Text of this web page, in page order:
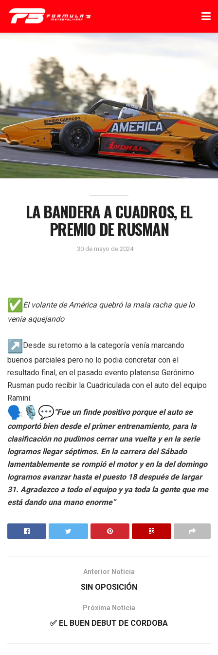
LA BANDERA A CUADROS, EL
PREMIO DE RUSMAN
30 de mayo de 2024
El volante de América quebró la mala racha que lo
venía aquejando
Desde su retorno a la categoría venía marcando
buenos parciales pero no lo podia concretar con el
resultado final, en el pasado evento platense Gerónimo
Rusman pudo recibir la Cuadriculada con el auto del equipo
Ramini.
“Fue un finde positivo porque el auto se
comportó bien desde el primer entrenamiento, para la
clasificación no pudimos cerrar una vuelta y en la serie
logramos llegar séptimos. En la carrera del Sábado
lamentablemente se rompió el motor y en la del domingo
logramos avanzar hasta el puesto 18 después de largar
31. Agradezco a todo el equipo y ya toda la gente que me
está dando una mano enorme”
Anterior Noticia
SIN OPOSICIÓN
Próxima Noticia
✅ EL BUEN DEBUT DE CORDOBA